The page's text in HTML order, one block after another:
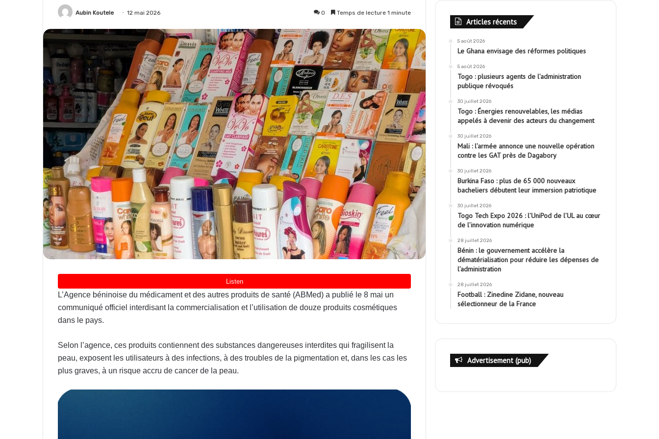
Aubin Koutele 12 mai 2026 0 Temps de lecture 1 minute
L’Agence béninoise du médicament et des autres produits de santé (ABMed) a publié le 8 mai un
communiqué officiel interdisant la commercialisation et l’utilisation de douze produits cosmétiques
dans le pays.
Selon l’agence, ces produits contiennent des substances dangereuses interdites qui fragilisent la
peau, exposent les utilisateurs à des infections, à des troubles de la pigmentation et, dans les cas les
plus graves, à un risque accru de cancer de la peau.
Articles récents
5 août 2026
Le Ghana envisage des réformes politiques
5 août 2026
Togo : plusieurs agents de l’administration
publique révoqués
30 juillet 2026
Togo : Énergies renouvelables, les médias
appelés à devenir des acteurs du changement
30 juillet 2026
Mali : l’armée annonce une nouvelle opération
contre les GAT près de Dagabory
30 juillet 2026
Burkina Faso : plus de 65 000 nouveaux
bacheliers débutent leur immersion patriotique
30 juillet 2026
Togo Tech Expo 2026 : l’UniPod de l’UL au cœur
de l’innovation numérique
28 juillet 2026
Bénin : le gouvernement accélère la
dématérialisation pour réduire les dépenses de
l’administration
28 juillet 2026
Football : Zinedine Zidane, nouveau
sélectionneur de la France
Advertisement (pub)